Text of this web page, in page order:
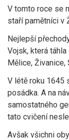
V tomto roce se
staří pamětníci v
Nejlepší
Vojsk, která
Mělice, Živanice,
V létě roku 1645
posádka. A na
samostatného
tato cvičení
Avšak všichni